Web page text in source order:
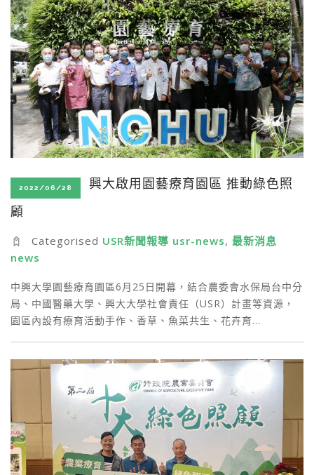
2022/06/28
興大啟用園藝療育園區 推動綠色照
顧
Categorised USR新聞報導 usr-news, 最新消息
news
中興大學園藝療育園區6月25日開幕，結合農委會水保局台中分
局、中國醫藥大學、興大大學社會責任（USR）計畫等資源，
園區內設有療育活動手作、香草、魚菜共生、花卉育…